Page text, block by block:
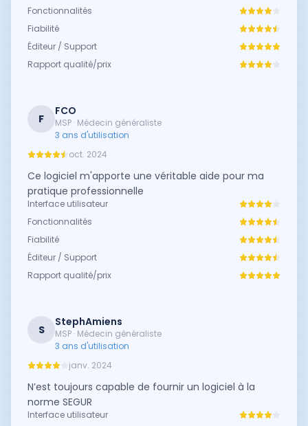
Fonctionnalités
Fiabilité
Éditeur / Support
Rapport qualité/prix
F
FCO
MSP · Médecin généraliste
3 ans d'utilisation
oct. 2024
Ce logiciel m'apporte une véritable aide pour ma
pratique professionnelle
Interface utilisateur
Fonctionnalités
Fiabilité
Éditeur / Support
Rapport qualité/prix
S
StephAmiens
MSP · Médecin généraliste
3 ans d'utilisation
janv. 2024
N’est toujours capable de fournir un logiciel à la
norme SEGUR
Interface utilisateur